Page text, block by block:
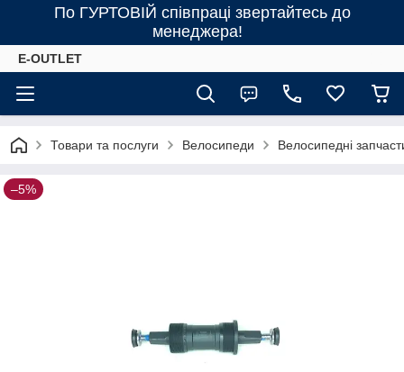
По ГУРТОВІЙ співпраці звертайтесь до
менеджера!
E-OUTLET
Товари та послуги Велосипеди Велосипедні
–5%